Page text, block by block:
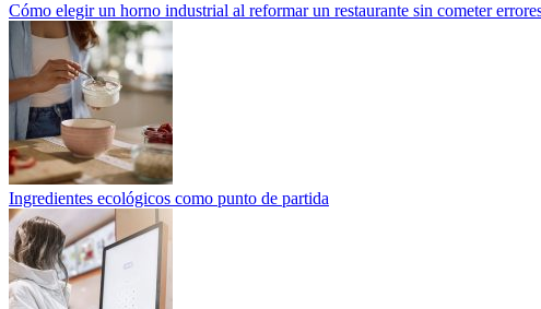
Cómo elegir un horno industrial al reformar un restaurante sin cometer
Ingredientes ecológicos como punto de partida